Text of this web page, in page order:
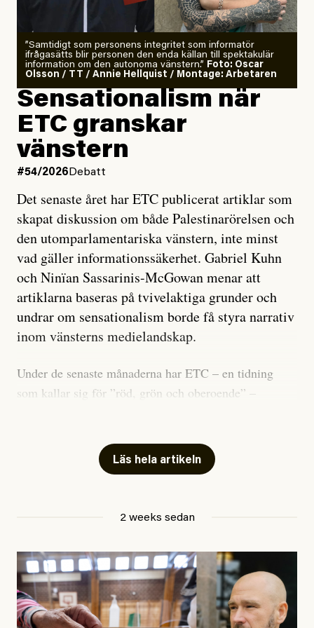
”Samtidigt som personens integritet som informatör
ifrågasätts blir personen den enda källan till spektakulär
information om den autonoma vänstern.” Foto: Oscar
Olsson / TT / Annie Hellquist / Montage: Arbetaren
Sensationalism när
ETC granskar
vänstern
#54/2026 Debatt
Det senaste året har ETC publicerat artiklar som
skapat diskussion om både Palestinarörelsen och
den utomparlamentariska vänstern, inte minst
vad gäller informationssäkerhet. Gabriel Kuhn
och Ninïan Sassarinis-McGowan menar att
artiklarna baseras på tvivelaktiga grunder och
undrar om sensationalism borde få styra narrativ
inom vänsterns medielandskap.
Under de senaste månaderna har ETC – en tidning
som kallar sig för ”röd, grön och oberoende” –
skriver för? Vad betyder det att vara en ”röd, grön och
oberoende” tidning? Och vad är egentligen bra
utpekas som israelisk infiltratör”. Enligt ingressen
handlar artikeln om en person vars ”bakgrund skapar
splittring och oro i rörelsen”. Problemet är att artikeln
Läs hela artikeln
2 weeks sedan